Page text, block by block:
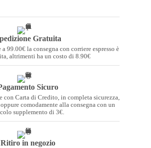
Gratuita
99.00€ la consegna con corriere espresso è
altrimenti ha un costo di 8.90€
Sicuro
con Carta di Credito, in completa sicurezza,
comodamente alla consegna con un
supplemento di 3€.
Ritiro in negozio